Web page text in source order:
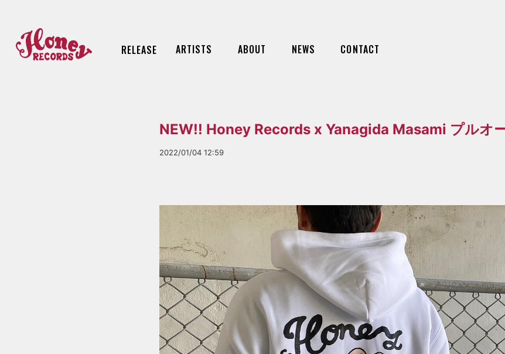
RELEASE ARTISTS ABOUT NEWS CONTACT
NEW!! Honey Records x Yanagida Masami プルオ
2022/01/04 12:59